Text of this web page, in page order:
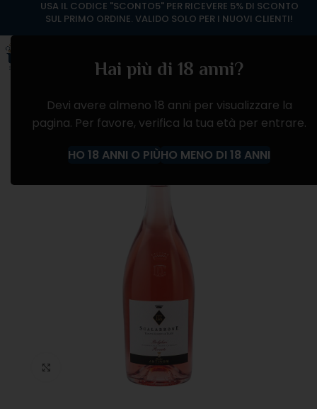
Hai più di 18 anni?
Devi avere almeno 18 anni per visualizzare la
pagina. Per favore, verifica la tua età per entrare.
HO 18 ANNI O PIÙHO MENO DI 18 ANNI
Clicca per ingradire
USA IL CODICE "SCONTO5" PER RICEVERE 5% DI SCONTO
SUL PRIMO ORDINE. VALIDO SOLO PER I NUOVI CLIENTI!